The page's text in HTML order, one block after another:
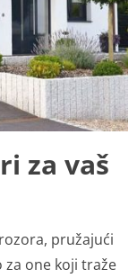
za vaš
pružajući
za one koji traže